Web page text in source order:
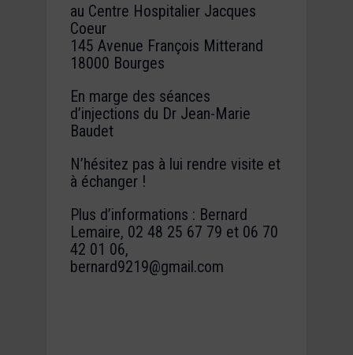
au Centre Hospitalier Jacques
Coeur
145 Avenue François Mitterand
18000 Bourges
En marge des séances
d’injections du Dr Jean-Marie
Baudet
N’hésitez pas à lui rendre visite et
à échanger !
Plus d’informations : Bernard
Lemaire, 02 48 25 67 79 et 06 70
42 01 06,
bernard9219@gmail.com